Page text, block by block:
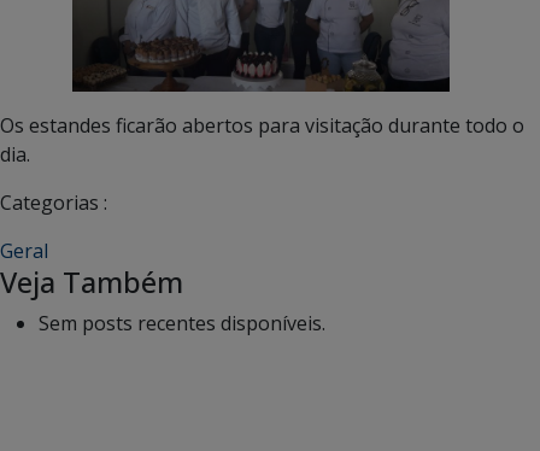
Os estandes ficarão abertos para visitação durante todo o
dia.
Categorias :
Geral
Veja Também
Sem posts recentes disponíveis.